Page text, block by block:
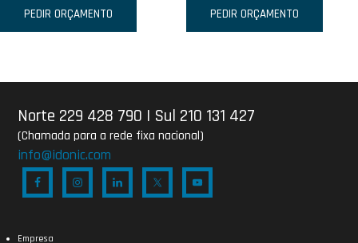
PEDIR ORÇAMENTO PEDIR ORÇAMENTO
Norte 229 428 790 | Sul 210 131 427
(Chamada para a rede fixa nacional)
info@idonic.com
Empresa